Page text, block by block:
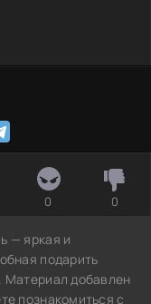
0 0
— яркая и
подарить
Материал добавлен
познакомиться с